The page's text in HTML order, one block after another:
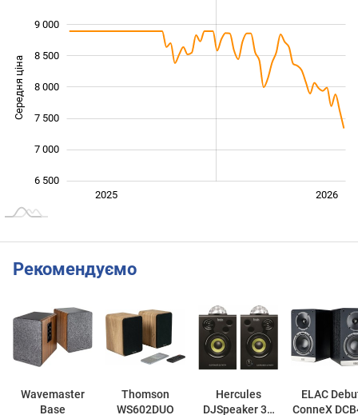
Середня ціна 6 000
6 500
7 000
7 500
8 000
8 500
9 000
2026
2025
Рекомендуємо
Wavemaster
Base
Thomson
WS602DUO
Hercules
DJSpeaker 32
ELAC
ConneX